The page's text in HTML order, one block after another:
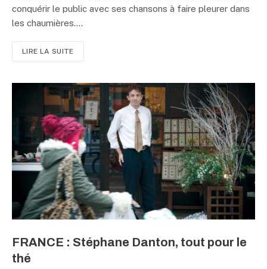
conquérir le public avec ses chansons à faire pleurer dans
les chaumières.…
LIRE LA SUITE
FRANCE : Stéphane Danton, tout pour le
thé